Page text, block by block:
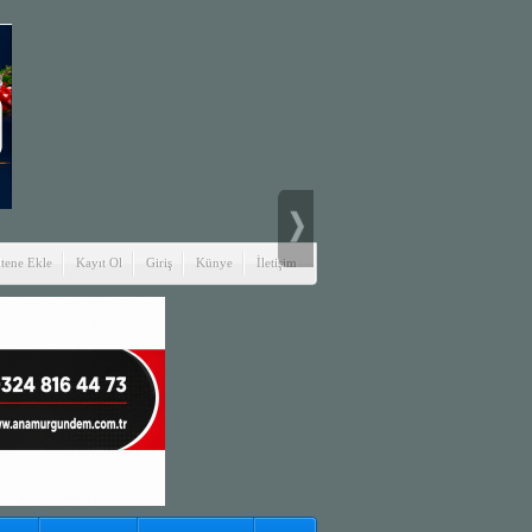
Ekle Kayıt Ol Giriş Künye İletişim